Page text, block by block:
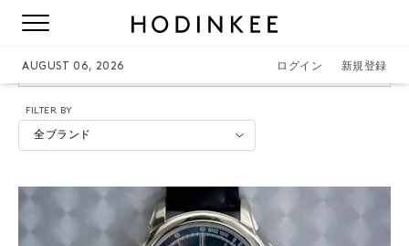
AUGUST 06, 2026 ログイン 新規登録
A-WEEK-ON-THE-WRIST
FILTER BY
全ブランド